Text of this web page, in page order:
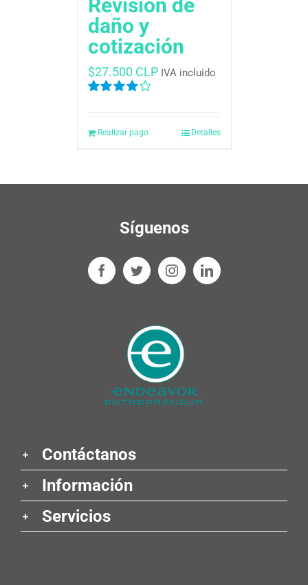
Revisión de
daño y
cotización
5
$27.500 CLP IVA incluido
Realizar pago Detalles
Síguenos
Contáctanos
Información
Servicios